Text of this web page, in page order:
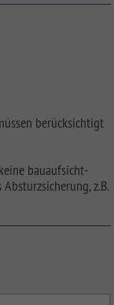
berücksichtigt
bauaufsicht-
z.B.